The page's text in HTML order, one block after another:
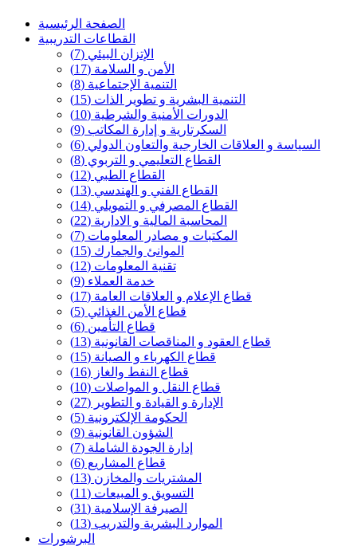
الصفحة الرئيسية
القطاعات التدريبية
الإتزان البيئي (7)
الأمن و السلامة (17)
التنمية الإجتماعية (8)
التنمية البشرية و تطوير الذات (15)
الدورات الأمنية والشرطية (10)
السكرتارية و إدارة المكاتب (9)
السياسة و العلاقات الخارجية والتعاون الدولي (6)
القطاع التعليمي و التربوي (8)
القطاع الطبي (12)
القطاع الفني و الهندسي (13)
القطاع المصرفي و التمويلي (14)
المحاسبة المالية و الادارية (22)
المكتبات و مصادر المعلومات (7)
الموانئ والجمارك (15)
تقنية المعلومات (12)
خدمة العملاء (9)
قطاع الإعلام و العلاقات العامة (17)
قطاع الأمن الغذائي (5)
قطاع التأمين (6)
قطاع العقود و المناقصات القانونية (13)
قطاع الكهرباء و الصيانة (15)
قطاع النفط والغاز (16)
قطاع النقل و المواصلات (10)
الإدارة و القيادة و التطوير (27)
الحكومة الإلكترونية (5)
الشؤون القانونية (9)
إدارة الجودة الشاملة (7)
قطاع المشاريع (6)
المشتريات والمخازن (13)
التسويق و المبيعات (11)
الصيرفة الإسلامية (31)
الموارد البشرية والتدريب (13)
البرشورات